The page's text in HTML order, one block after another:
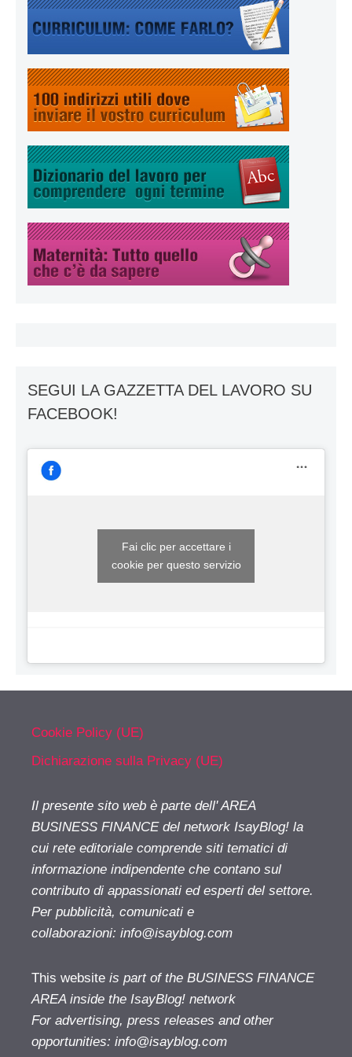
SEGUI LA GAZZETTA DEL LAVORO SU
FACEBOOK!
Fai clic per accettare i
cookie per questo servizio
Cookie Policy (UE)
Dichiarazione sulla Privacy (UE)
Il presente sito web è parte dell' AREA
BUSINESS FINANCE del network IsayBlog! la
cui rete editoriale comprende siti tematici di
informazione indipendente che contano sul
contributo di appassionati ed esperti del settore.
Per pubblicità, comunicati e
collaborazioni: info@isayblog.com
This website is part of the BUSINESS FINANCE
AREA inside the IsayBlog! network
For advertising, press releases and other
opportunities: info@isayblog.com